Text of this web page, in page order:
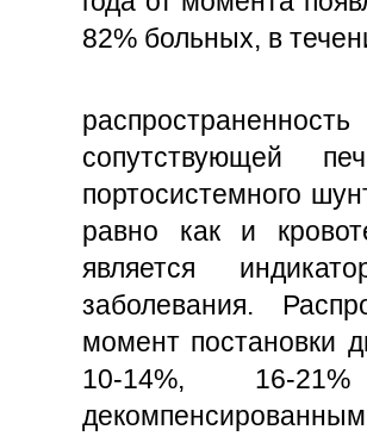
82% больных, в
сопутствующей
портосистемного
равно как и
является
заболевания.
момент постановки
10-14%, 16-